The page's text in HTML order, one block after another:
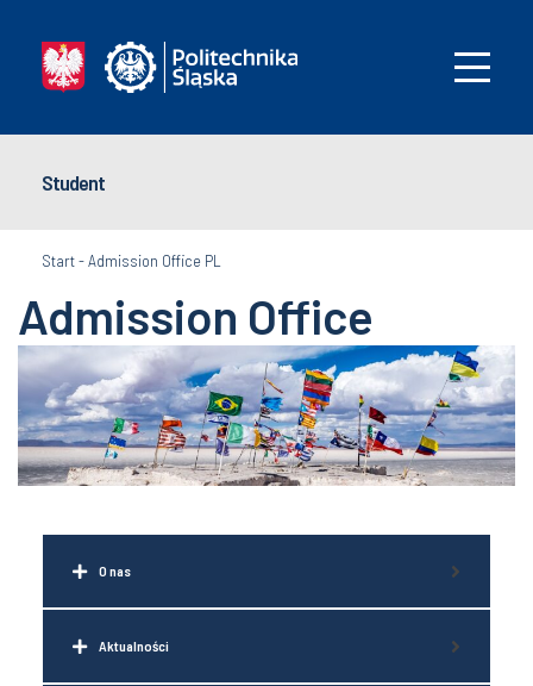
Student
Start-Admission Office PL
Admission Office
O nas
Aktualności